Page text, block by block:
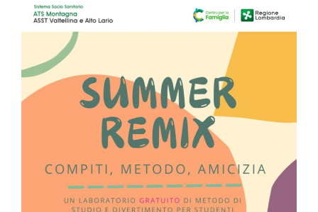
Alcuni contenuti multimediali come le immagini
potrebbero avere un alt text non chiaro oppure
mancante
Visibilità:
Il colore di alcuni testi potrebbe non avere un
contrasto sufficiente per risultare accessibile
Navigazione da tastiera:
Il focus di alcuni elementi potrebbe essere
nascosto, assente oppure cancellato